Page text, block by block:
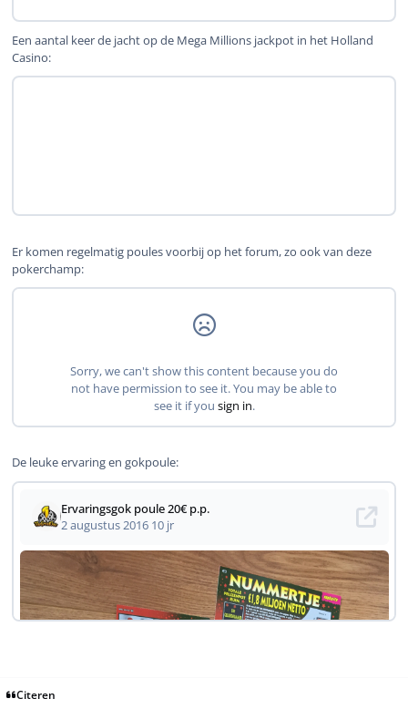
Een aantal keer de jacht op de Mega Millions jackpot in het Holland
Casino:
Er komen regelmatig poules voorbij op het forum, zo ook van deze
pokerchamp:
De leuke ervaring en gokpoule:
Citeren